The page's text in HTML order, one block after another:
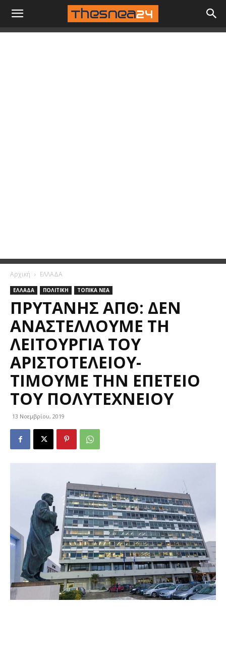
Αρχική ΕΛΛΑΔΑ
ΕΛΛΑΔΑ ΠΟΛΙΤΙΚΗ ΤΟΠΙΚΑ ΝΕΑ
ΠΡΎΤΑΝΗΣ ΑΠΘ: ΔΕΝ
ΑΝΑΣΤΈΛΛΟΥΜΕ ΤΗ
ΛΕΙΤΟΥΡΓΊΑ ΤΟΥ
ΑΡΙΣΤΟΤΕΛΕΊΟΥ-
ΤΙΜΟΎΜΕ ΤΗΝ ΕΠΈΤΕΙΟ
ΤΟΥ ΠΟΛΥΤΕΧΝΕΊΟΥ
13 Νοεμβρίου, 2019